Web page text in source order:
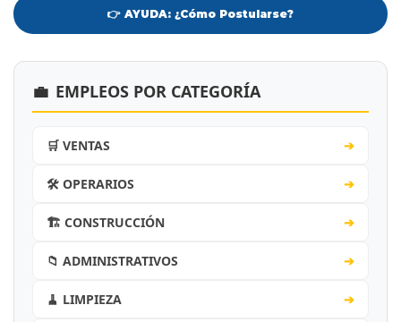
👉 AYUDA: ¿Cómo Postularse?
💼 EMPLEOS POR CATEGORÍA
🛒 VENTAS ➔
🛠️ OPERARIOS ➔
🏗️ CONSTRUCCIÓN ➔
📁 ADMINISTRATIVOS ➔
🧹 LIMPIEZA ➔